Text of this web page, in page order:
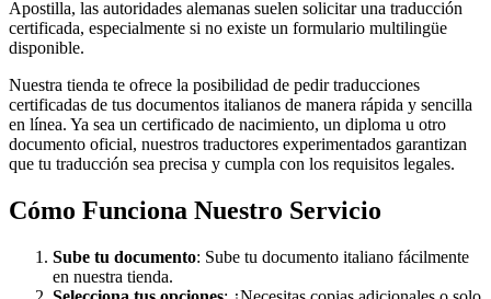
Apostilla, las autoridades alemanas suelen solicitar una traducción
certificada, especialmente si no existe un formulario multilingüe
disponible.
Nuestra tienda te ofrece la posibilidad de pedir traducciones
certificadas de tus documentos italianos de manera rápida y sencilla
en línea. Ya sea un certificado de nacimiento, un diploma u otro
documento oficial, nuestros traductores experimentados garantizan
que tu traducción sea precisa y cumpla con los requisitos legales.
Cómo Funciona Nuestro Servicio
Sube tu documento: Sube tu documento italiano fácilmente
en nuestra tienda.